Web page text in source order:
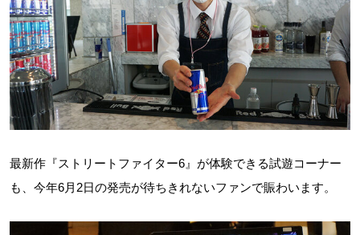
最新作『ストリートファイター6』が体験できる試遊コーナー
も、今年6月2日の発売が待ちきれないファンで賑わいます。